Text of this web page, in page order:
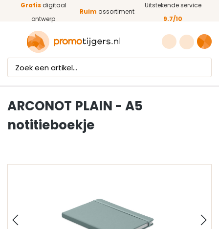
Ga naar de hoofdinhoud
Gratisdigitaal
ontwerp
Ruim assortiment
Uitstekende service
9.7/10
ARCONOT PLAIN - A5
notitieboekje